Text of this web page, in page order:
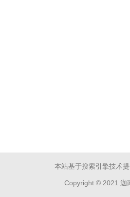
本站基于搜索引擎技术
Copyright © 2021 迦